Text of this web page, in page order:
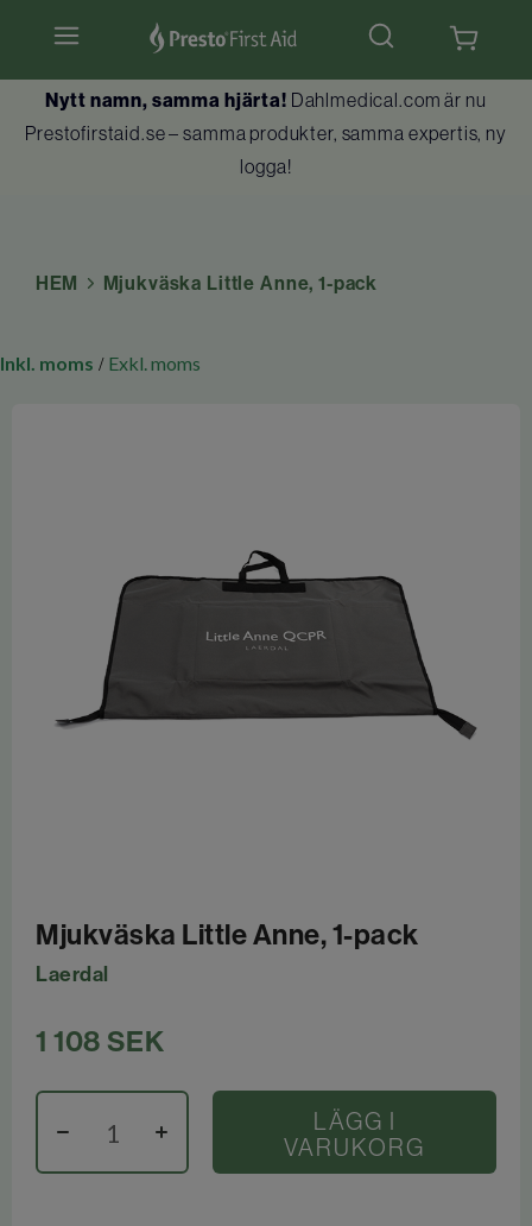
Hjärtstartare & tillbehör
Brandskydd
Utbildningar
Nytt namn, samma hjärta! Dahlmedical.com är nu
Prestofirstaid.se – samma produkter, samma expertis, ny
logga!
HEM Mjukväska Little Anne, 1-pack
Inkl. moms / Exkl. moms
Mjukväska Little Anne, 1-pack
Laerdal
1 108 SEK
LÄGG I
VARUKORG